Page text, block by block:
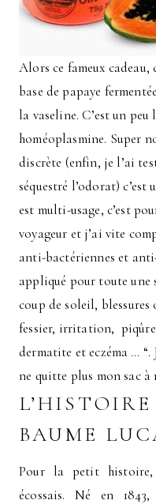
Alors ce fameux cadeau,
base de papaye
la vaseline. C’est un
homéoplasmine. Super
discrète (enfin, je l’ai
séquestré l’odorat)
est multi-usage, c’est
voyageur et j’ai vite
anti-bactériennes et
appliqué pour toute une
coup de soleil, blessures
fessier, irritation,
dermatite et eczéma …
ne quitte plus mon sac à
BAUME
Pour la petit
écossais. Né en